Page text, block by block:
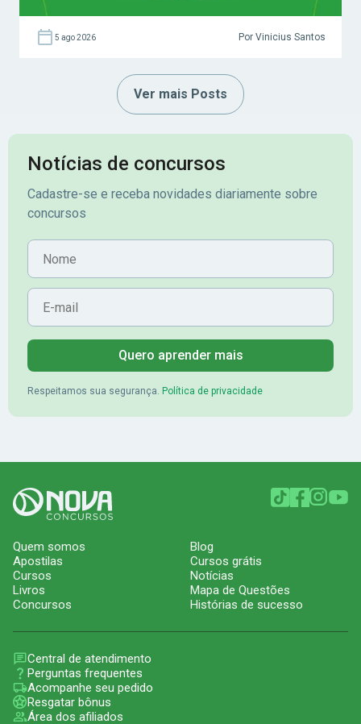
5 ago 2026 Por Vinicius Santos
Ver mais Posts
Notícias de concursos
Cadastre-se e receba novidades diariamente sobre
concursos
Nome
E-mail
Quero aprender mais
Respeitamos sua segurança. Política de privacidade
Quem somos
Apostilas
Cursos
Livros
Concursos
Blog
Cursos grátis
Notícias
Mapa de Questões
Histórias de sucesso
Central de atendimento
Perguntas frequentes
Acompanhe seu pedido
Resgatar bônus
Área dos afiliados